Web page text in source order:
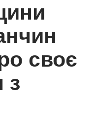
своє
з